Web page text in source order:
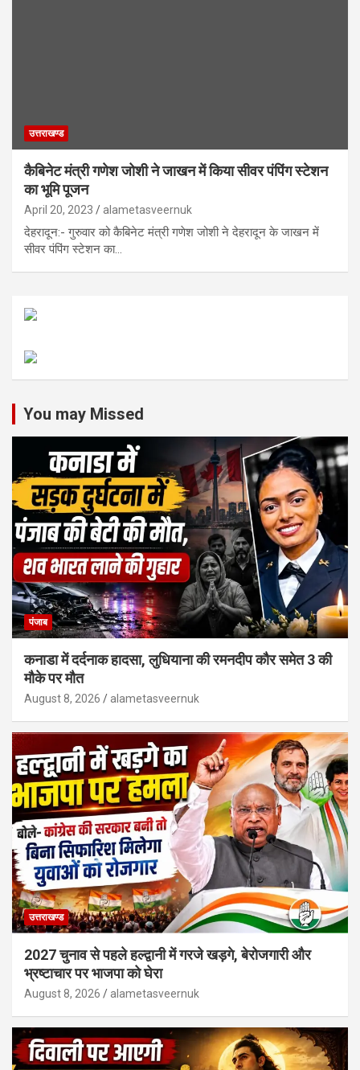
उत्तराखण्ड
कैबिनेट मंत्री गणेश जोशी ने जाखन में किया सीवर पंपिंग स्टेशन
का भूमि पूजन
April 20, 2023 alametasveernuk
देहरादून:- गुरुवार को कैबिनेट मंत्री गणेश जोशी ने देहरादून के जाखन में
सीवर पंपिंग स्टेशन का…
You may Missed
पंजाब
कनाडा में दर्दनाक हादसा, लुधियाना की रमनदीप कौर समेत 3 की
मौके पर मौत
August 8, 2026 alametasveernuk
उत्तराखण्ड
2027 चुनाव से पहले हल्द्वानी में गरजे खड़गे, बेरोजगारी और
भ्रष्टाचार पर भाजपा को घेरा
August 8, 2026 alametasveernuk